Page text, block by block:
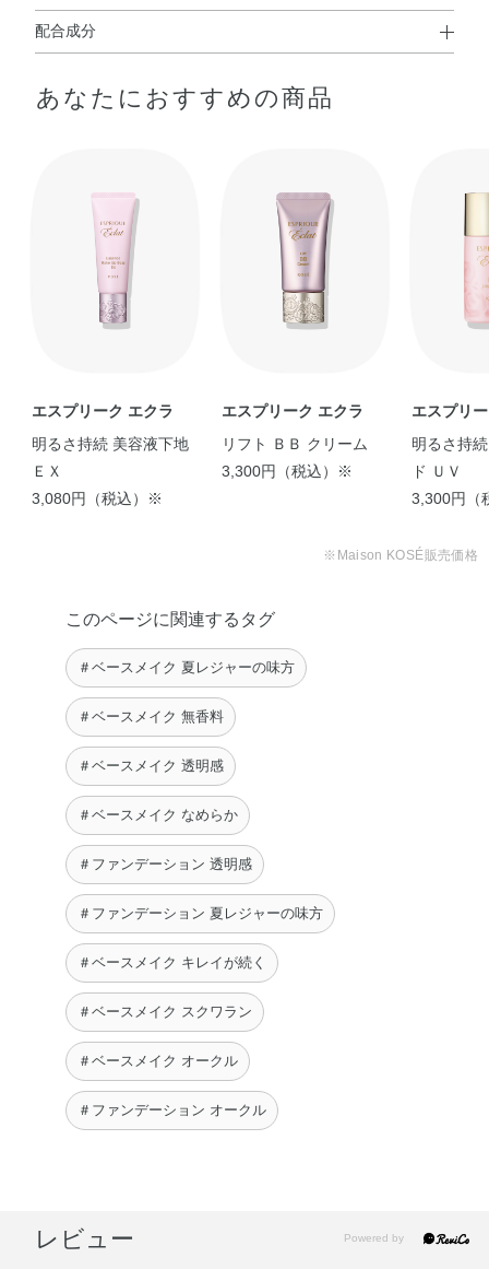
配合成分
ール・ジメチコン・メトキシケイヒ酸エチルヘキシル・イ
ェロール・ラベンダー油・加水分解コンキオリン・水溶性
コラーゲン・BHT・DPG・PEG－9ポリジメチルシロキシ
エチルジメチコン・（ジメチコン／ビニルジメチコン）ク
ロスポリマー・（ジメチコン／ポリグリセリン－3）クロ
スポリマー・（パルミチン酸／エチルヘキサン酸）デキス
シル・スクワラン・ステアリン酸イヌリン・セスキイソス
テアリン酸ソルビタン・タルク・トリイソステアリン酸イ
ソプロピルチタン・ハイドロゲンジメチコン・ビスエチル
ヘキシルオキシフェノールメトキシフェニルトリアジン・
リン酸ポリグリセリル－10・塩化Na・含水シリカ・合成金
雲母・水酸化Al・フェノキシエタノール・メチルパラベ
ン・マイカ・酸化チタン・酸化亜鉛・酸化鉄
あなたにおすすめの商品
エスプリーク エクラ
明るさ持続 美容液下地
ＥＸ
3,080円（税込）※
エスプリーク エクラ
リフト ＢＢ クリーム
3,300円（税込）※
エスプリ
明るさ持
ド ＵＶ
3,300円（
※Maison KOSÉ販売価格
このページに関連するタグ
＃ベースメイク 夏レジャーの味方
＃ベースメイク 無香料
＃ベースメイク 透明感
＃ベースメイク なめらか
＃ファンデーション 透明感
＃ファンデーション 夏レジャーの味方
＃ベースメイク キレイが続く
＃ベースメイク スクワラン
＃ベースメイク オークル
＃ファンデーション オークル
レビュー